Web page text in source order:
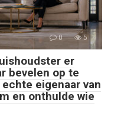
0 5
er
bevelen op te
eigenaar van
en onthulde wie